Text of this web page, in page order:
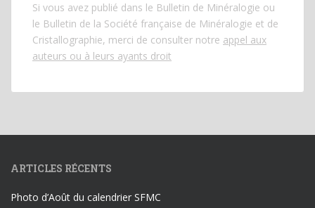
Si vous avez publié dans le Bulletin de Minéralogie ou
le Bulletin de la Société française de Minéralogie et de
Cristallographie, merci de consulter notre appel aux
auteurs ou à leurs ayants droit
ARTICLES RÉCENTS
Photo d’Août du calendrier SFMC